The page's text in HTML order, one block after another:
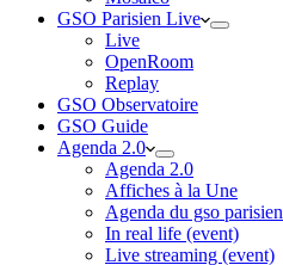
GSO Parisien Live
Live
OpenRoom
Replay
GSO Observatoire
GSO Guide
Agenda 2.0
Agenda 2.0
Affiches à la Une
Agenda du gso parisien
In real life (event)
Live streaming (event)